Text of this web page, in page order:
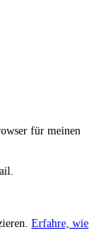
für meinen
Erfahre, wie